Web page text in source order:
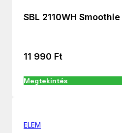
SBL 2110WH
11 990 Ft
Megtekintés
ELEM